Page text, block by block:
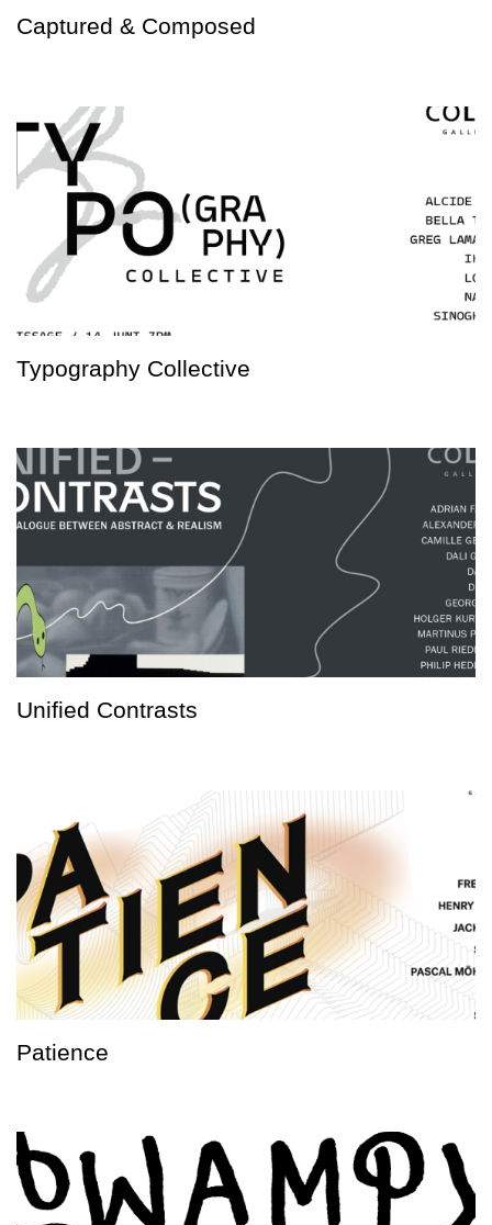
Captured & Composed
Typography Collective
Unified Contrasts
Patience